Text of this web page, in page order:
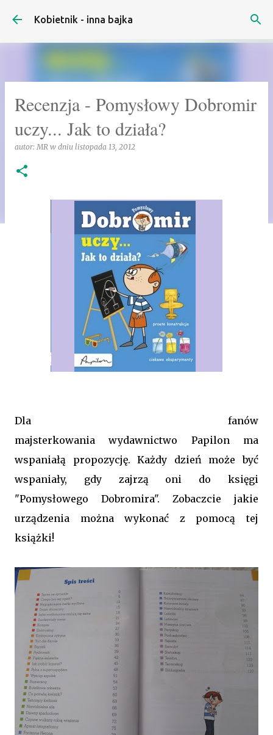
Przejdź do głównej zawartości
Kobietnik - inna bajka
Recenzja - Pomysłowy Dobromir
uczy... Jak to działa?
autor: MR w dniu listopada 13, 2012
Dla fanów
majsterkowania wydawnictwo Papilon ma
wspaniałą propozycję. Każdy dzień może być
wspaniały, gdy zajrzą oni do księgi
"Pomysłowego Dobromira". Zobaczcie jakie
urządzenia można wykonać z pomocą tej
książki!